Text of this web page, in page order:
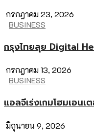
กรกฎาคม 23, 2026
BUSINESS
กรุงไทยลุย Digital
กรกฎาคม 13, 2026
BUSINESS
แอลจีเร่งเกมโฮมเอนเ
มิถุนายน 9, 2026